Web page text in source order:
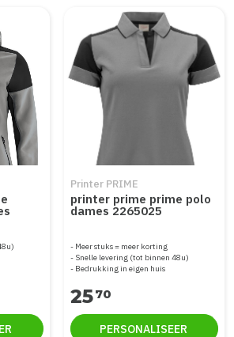
dit product is
Printer PRIME
printer prime prime polo
dames 2265025
Meer stuks = meer korting
Snelle levering (tot binnen 48u)
Bedrukking in eigen huis
2570
PERSONALISEER